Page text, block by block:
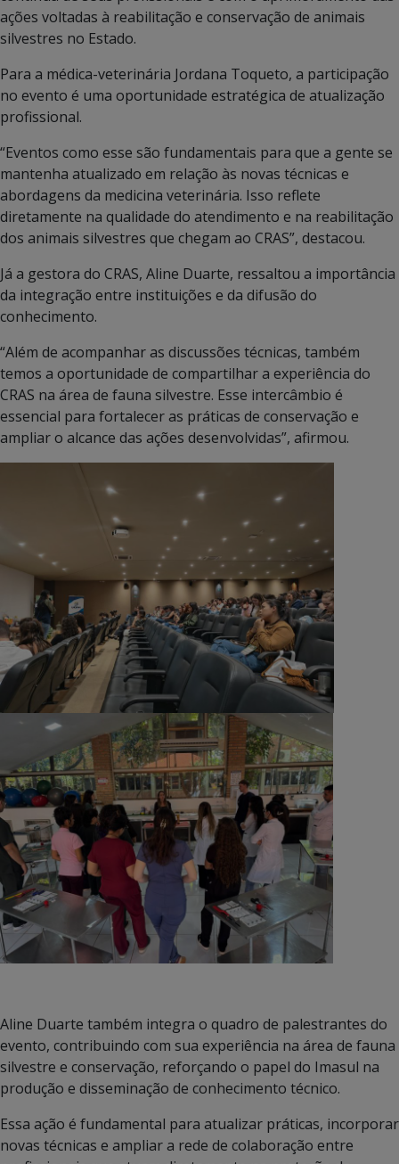
ações voltadas à reabilitação e conservação de animais
silvestres no Estado.
Para a médica-veterinária Jordana Toqueto, a participação
no evento é uma oportunidade estratégica de atualização
profissional.
“Eventos como esse são fundamentais para que a gente se
mantenha atualizado em relação às novas técnicas e
abordagens da medicina veterinária. Isso reflete
diretamente na qualidade do atendimento e na reabilitação
dos animais silvestres que chegam ao CRAS”, destacou.
Já a gestora do CRAS, Aline Duarte, ressaltou a importância
da integração entre instituições e da difusão do
conhecimento.
“Além de acompanhar as discussões técnicas, também
temos a oportunidade de compartilhar a experiência do
CRAS na área de fauna silvestre. Esse intercâmbio é
essencial para fortalecer as práticas de conservação e
ampliar o alcance das ações desenvolvidas”, afirmou.
Aline Duarte também integra o quadro de palestrantes do
evento, contribuindo com sua experiência na área de fauna
silvestre e conservação, reforçando o papel do Imasul na
produção e disseminação de conhecimento técnico.
Essa ação é fundamental para atualizar práticas, incorporar
novas técnicas e ampliar a rede de colaboração entre